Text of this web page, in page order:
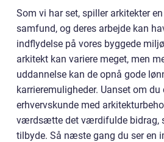
Som vi har set, spiller arkitekter
samfund, og deres arbejde kan
indflydelse på vores byggede
arkitekt kan variere meget, men
uddannelse kan de opnå gode
karrieremuligheder. Uanset om
erhvervskunde med
værdsætte det værdifulde bidrag,
tilbyde. Så næste gang du ser en